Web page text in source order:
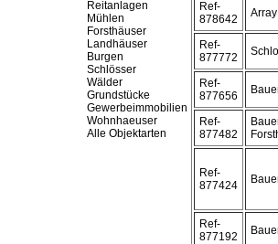
Reitanlagen
Mühlen
Forsthäuser
Landhäuser
Burgen
Schlösser
Wälder
Grundstücke
Gewerbeimmobilien
Wohnhaeuser
Alle Objektarten
Ref-
878642
Array
Ref-
877772
Ref-
877656
Ref-
877482
Ref-
877424
Ref-
877192